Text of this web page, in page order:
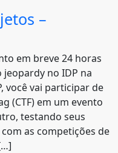
–
em breve 24 horas
no IDP na
você vai participar de
(CTF) em um evento
testando seus
as competições de